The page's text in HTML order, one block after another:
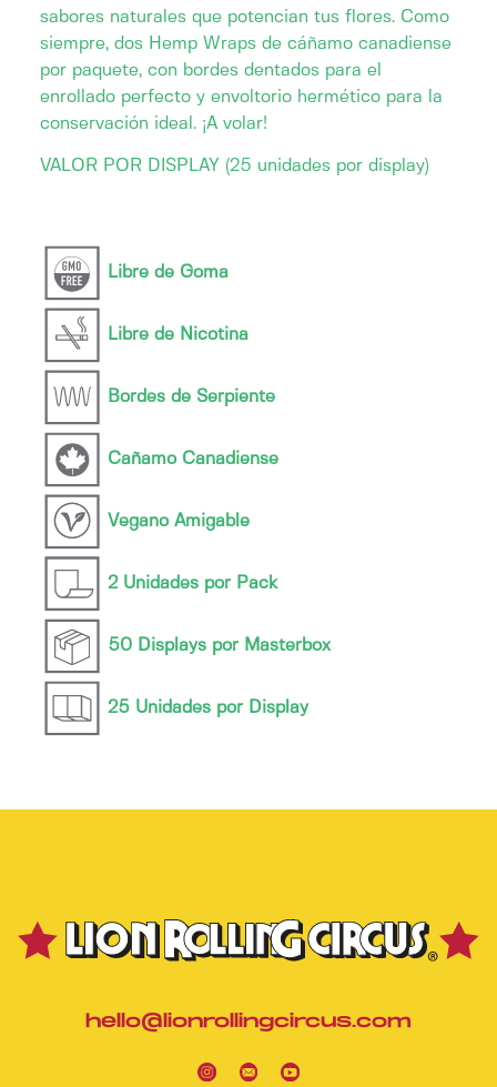
sabores naturales que potencian tus flores. Como
siempre, dos Hemp Wraps de cáñamo canadiense
por paquete, con bordes dentados para el
enrollado perfecto y envoltorio hermético para la
conservación ideal. ¡A volar!
VALOR POR DISPLAY (25 unidades por display)
Libre de Goma
Libre de Nicotina
Bordes de Serpiente
Cañamo Canadiense
Vegano Amigable
2 Unidades por Pack
50 Displays por Masterbox
25 Unidades por Display
hello@lionrollingcircus.com